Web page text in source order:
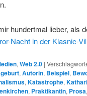
hundertmal lieber, als
Nacht in der Klasnic-
, Web 2.0 |
, Autorin, Beispiel,
, Katastrophe,
, Praktikantin, Prosa,